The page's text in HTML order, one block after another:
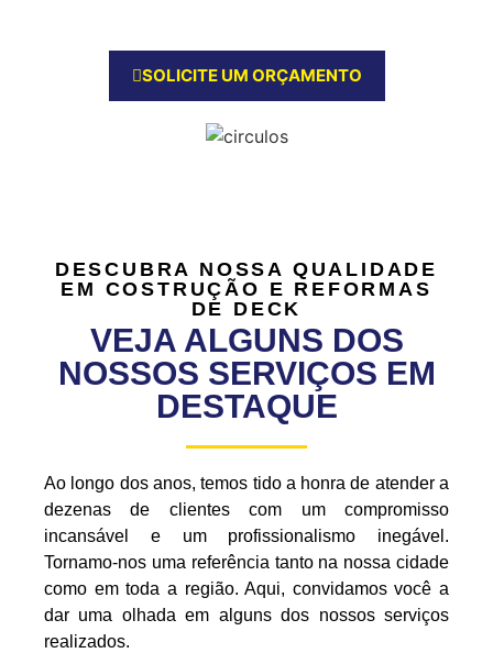
SOLICITE UM ORÇAMENTO
DESCUBRA NOSSA QUALIDADE
EM COSTRUÇÃO E REFORMAS
DE DECK
VEJA ALGUNS DOS
NOSSOS SERVIÇOS EM
DESTAQUE
Ao longo dos anos, temos tido a honra de atender a
dezenas de clientes com um compromisso
incansável e um profissionalismo inegável.
Tornamo-nos uma referência tanto na nossa cidade
como em toda a região. Aqui, convidamos você a
dar uma olhada em alguns dos nossos serviços
realizados.